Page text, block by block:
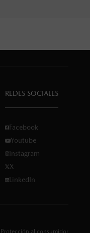
REDES SOCIALES
Facebook
Youtube
Instagram
X
LinkedIn
Protección al consumidor